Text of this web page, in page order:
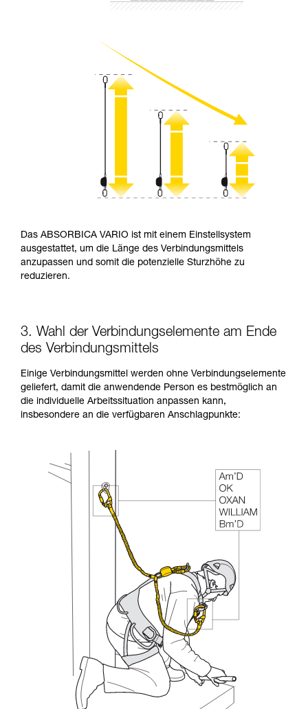
Das ABSORBICA VARIO ist mit einem Einstellsystem
ausgestattet, um die Länge des Verbindungsmittels
anzupassen und somit die potenzielle Sturzhöhe zu
reduzieren.
3. Wahl der Verbindungselemente am Ende
des Verbindungsmittels
Einige Verbindungsmittel werden ohne Verbindungselemente
geliefert, damit die anwendende Person es bestmöglich an
die individuelle Arbeitssituation anpassen kann,
insbesondere an die verfügbaren Anschlagpunkte: